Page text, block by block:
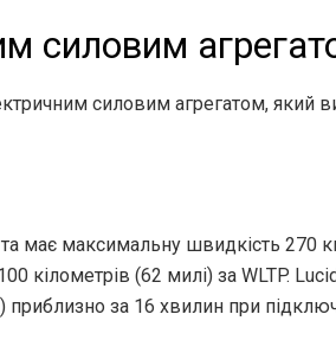
силовим
силовим агрегатом, який
має максимальну швидкість 270
кілометрів (62 милі) за WLTP.
за 16 хвилин при